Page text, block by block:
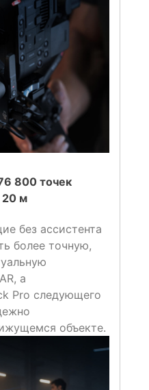
800 точек
20 м
без ассистента
более точную,
а
Pro следующего
объекте.